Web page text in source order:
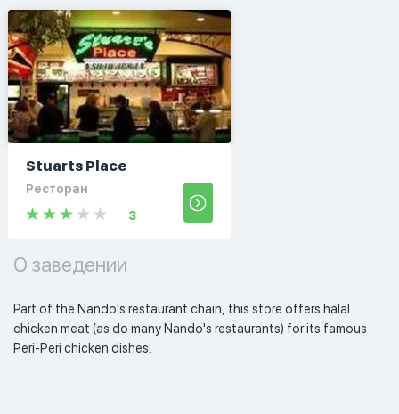
Stuarts Place
Ресторан
3
О заведении
Part of the Nando's restaurant chain, this store offers halal
chicken meat (as do many Nando's restaurants) for its famous
Peri-Peri chicken dishes.